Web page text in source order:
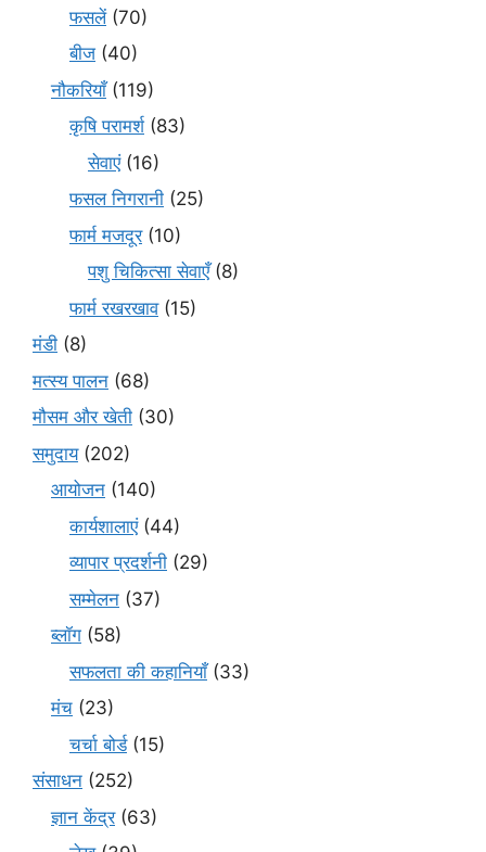
फसलें(70)
बीज (40)
नौकरियाँ(119)
कृषि परामर्श(83)
सेवाएं(16)
फसल निगरानी (25)
फार्म मजदूर(10)
पशु चिकित्सा सेवाएँ(8)
फार्म रखरखाव(15)
मंडी (8)
मत्स्य पालन (68)
मौसम और खेती (30)
समुदाय(202)
आयोजन (140)
कार्यशालाएं(44)
व्यापार प्रदर्शनी (29)
सम्मेलन (37)
ब्लॉग (58)
सफलता की कहानियाँ(33)
मंच (23)
चर्चा बोर्ड(15)
संसाधन (252)
ज्ञान केंद्र(63)